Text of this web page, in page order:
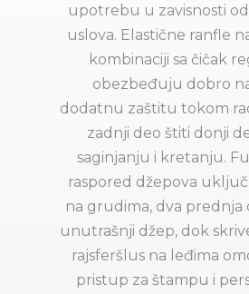
upotrebu u zavisnosti
uslova. Elastične ranfle
kombinaciji sa čičak
obezbeđuju dobro
dodatnu zaštitu tokom
zadnji deo štiti donji
saginjanju i kretanju.
raspored džepova
na grudima, dva prednja
unutrašnji džep, dok
rajsferšlus na leđima
pristup za štampu i